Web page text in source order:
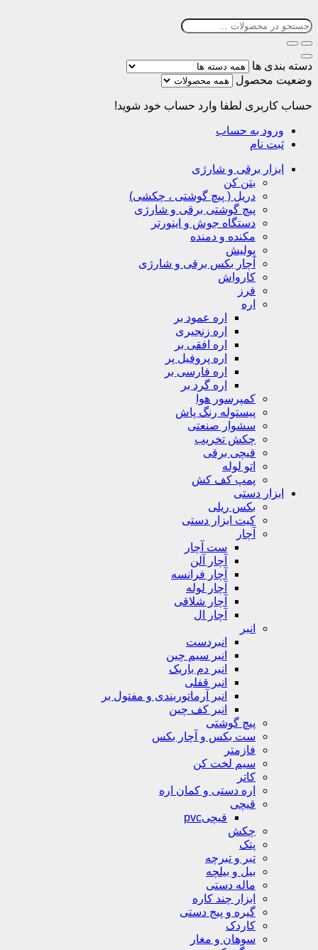
دسته بندی ها
وضعیت محصول
حساب کاربری لطفا وارد حساب خود شوید!
ورود به حساب
ثبت نام
ابزار برقی و شارژی
بتن کن
دریل ( پیچ گوشتی ، چکشی)
پیچ گوشتی برقی و شارژی
دستگاه جوش و اینورتر
مکنده و دمنده
پولیش
آچار بکس برقی و شارژی
کارواش
فرز
اره
اره عمود بر
اره زنجیری
اره افقی بر
اره پروفیل پر
اره فارسی بر
اره گرد بر
کمپرسور هوا
پیستوله رنگ پاش
سشوار صنعتی
چکش تخریب
قیچی برقی
اتو لوله
پمپ کف کش
ابزار دستی
بکس ریلی
کیت ابزار دستی
آچار
ست آچار
آچار آلن
آچار فرانسه
آچار لوله
آچار شلاقی
آچار ال
انبر
انبردست
انبر سیم چین
انبر دم باریک
انبر قفلی
انبر آرماتوربندی و مفتول بر
انبر کف چین
پیچ گوشتی
ست بکس و آچار بکس
فازمتر
سیم لخت کن
کاتر
اره دستی و کمان اره
قیچی
قیچیpvc
چکش
پتک
تبر و تبرچه
بیل و بیلچه
ماله دستی
ابزار چند کاره
گیره و پیج دستی
کاردک
سوهان و مغار